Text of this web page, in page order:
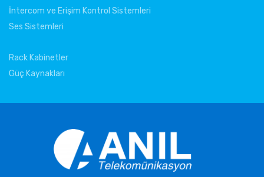
İntercom ve Erişim Kontrol Sistemleri
Ses Sistemleri
Rack Kabinetler
Güç Kaynakları